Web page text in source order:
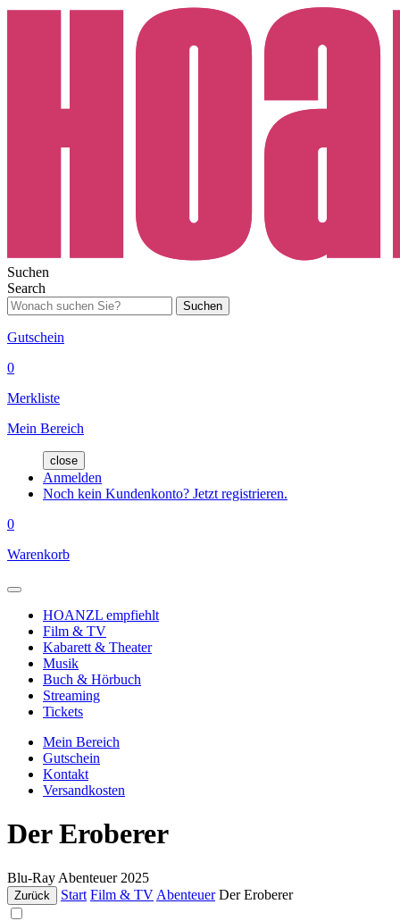
Suchen
Search
Suchen
Gutschein
0
Merkliste
Mein Bereich
close
Anmelden
Noch kein Kundenkonto? Jetzt registrieren.
0
Warenkorb
HOANZL empfiehlt
Film & TV
Kabarett & Theater
Musik
Buch & Hörbuch
Streaming
Tickets
Mein Bereich
Gutschein
Kontakt
Versandkosten
Der Eroberer
Blu-Ray Abenteuer 2025
Zurück Start Film & TV Abenteuer Der Eroberer